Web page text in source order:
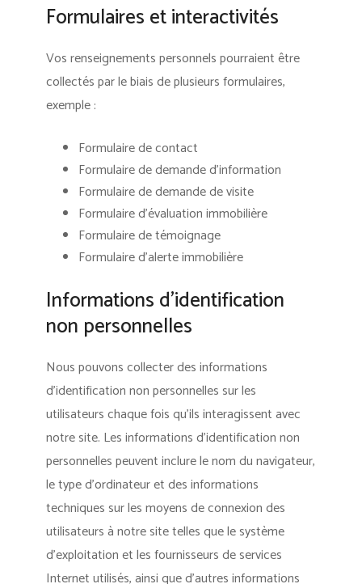
Formulaires et interactivités
Vos renseignements personnels pourraient être
collectés par le biais de plusieurs formulaires,
exemple :
Formulaire de contact
Formulaire de demande d’information
Formulaire de demande de visite
Formulaire d’évaluation immobilière
Formulaire de témoignage
Formulaire d’alerte immobilière
Informations d’identification
non personnelles
Nous pouvons collecter des informations
d’identification non personnelles sur les
utilisateurs chaque fois qu’ils interagissent avec
notre site. Les informations d’identification non
personnelles peuvent inclure le nom du navigateur,
le type d’ordinateur et des informations
techniques sur les moyens de connexion des
utilisateurs à notre site telles que le système
d’exploitation et les fournisseurs de services
Internet utilisés, ainsi que d’autres informations